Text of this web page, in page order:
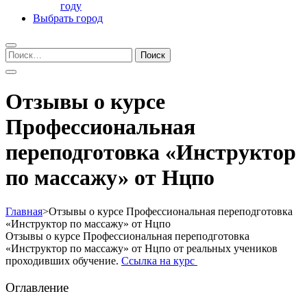
году
Выбрать город
Найти:
Отзывы о курсе
Профессиональная
переподготовка «Инструктор
по массажу» от Нцпо
Главная>Отзывы о курсе Профессиональная переподготовка
«Инструктор по массажу» от Нцпо
Отзывы о курсе Профессиональная переподготовка
«Инструктор по массажу» от Нцпо от реальных учеников
проходивших обучение. Ссылка на курс
Оглавление